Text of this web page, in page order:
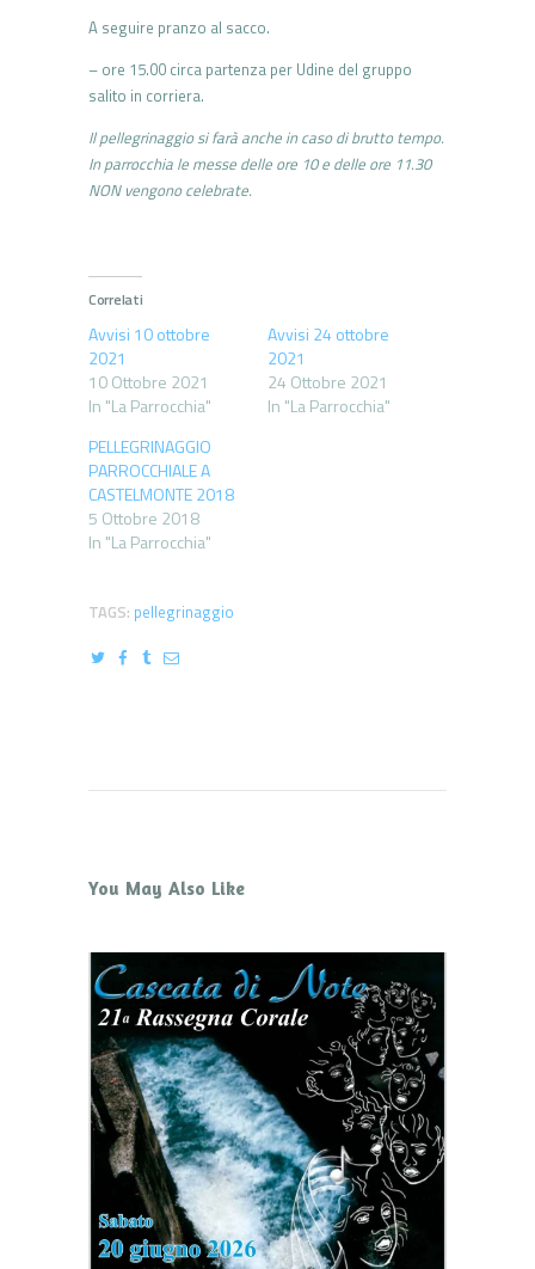
A seguire pranzo al sacco.
– ore 15.00 circa partenza per Udine del gruppo
salito in corriera.
Il pellegrinaggio si farà anche in caso di brutto tempo.
In parrocchia le messe delle ore 10 e delle ore 11.30
NON vengono celebrate.
Correlati
Avvisi 10 ottobre
2021
10 Ottobre 2021
In "La Parrocchia"
Avvisi 24 ottobre
2021
24 Ottobre 2021
In "La Parrocchia"
PELLEGRINAGGIO
PARROCCHIALE A
CASTELMONTE 2018
5 Ottobre 2018
In "La Parrocchia"
TAGS: pellegrinaggio
You May Also Like